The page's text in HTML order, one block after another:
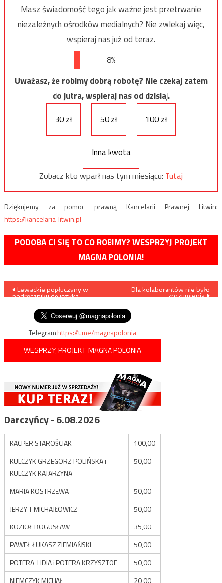
Masz świadomość tego jak ważne jest przetrwanie
niezależnych ośrodków medialnych? Nie zwlekaj więc,
wspieraj nas już od teraz.
8%
Uważasz, że robimy dobrą robotę? Nie czekaj zatem
do jutra, wspieraj nas od dzisiaj.
30 zł
50 zł 100 zł
Inna kwota
Zobacz kto wparł nas tym miesiącu: Tutaj
Dziękujemy za pomoc prawną Kancelarii Prawnej Litwin:
https://kancelaria-litwin.pl
PODOBA CI SIĘ TO CO ROBIMY? WESPRZYJ PROJEKT
MAGNA POLONIA!
Nawigacja
wpisu
Lewackie popłuczyny w
podręczniku do języka
Dla kolaborantów nie było
zrozumienia
Telegramhttps://t.me/magnapolonia
WESPRZYJ PROJEKT MAGNA POLONIA
Darczyńcy - 6.08.2026
KACPER STAROŚCIAK
100,00
KULCZYK GRZEGORZ POLIŃSKA i
KULCZYK KATARZYNA
50,00
MARIA KOSTRZEWA
50,00
JERZY T MICHAJŁOWICZ
50,00
KOZIOŁ BOGUSŁAW
35,00
PAWEŁ ŁUKASZ ZIEMIAŃSKI
50,00
POTERA LIDIA i POTERA KRZYSZTOF
50,00
NIEMCZYK MICHAŁ
20,00